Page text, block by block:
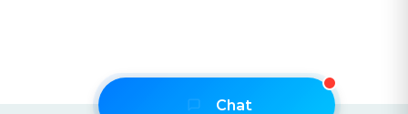
Orçamento Rápido